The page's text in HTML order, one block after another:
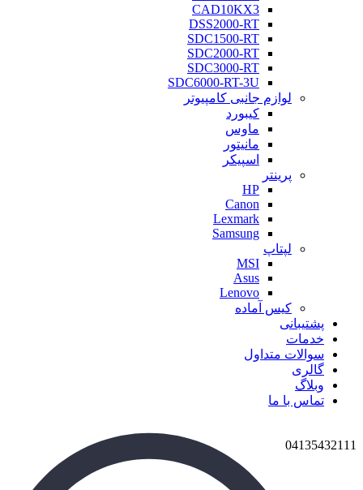
CAD10KX3
DSS2000-RT
SDC1500-RT
SDC2000-RT
SDC3000-RT
SDC6000-RT-3U
لوازم جانبی کامپیوتر
کیبورد
ماوس
مانیتور
اسپیکر
پرینتر
HP
Canon
Lexmark
Samsung
لپتاپ
MSI
Asus
Lenovo
کیس آماده
پشتیبانی
خدمات
سوالات متداول
گالری
وبلاگ
تماس با ما
04135432111